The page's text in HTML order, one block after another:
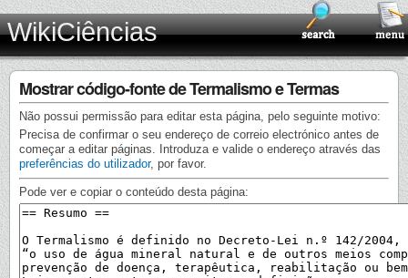
WikiCiências
Mostrar código-fonte de Termalismo e Termas
Não possui permissão para editar esta página, pelo seguinte motivo:
Precisa de confirmar o seu endereço de correio electrónico antes de
começar a editar páginas. Introduza e valide o endereço através das
preferências do utilizador, por favor.
Pode ver e copiar o conteúdo desta página: